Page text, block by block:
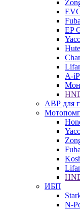
EP
A-
АВР для
ИБП
N-